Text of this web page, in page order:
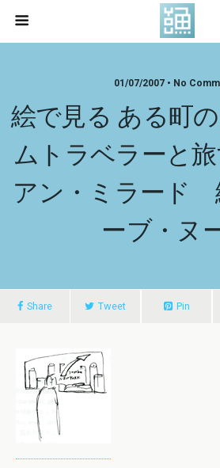
01/07/2007 • No
絵で見る ある町
ムトラベラーと旅
アン・ミラード
ーブ・ヌ
Share Tweet Pin